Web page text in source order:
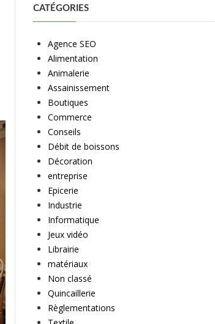
CATÉGORIES
Agence SEO
Alimentation
Animalerie
Assainissement
Boutiques
Commerce
Conseils
Débit de boissons
Décoration
entreprise
Epicerie
Industrie
Informatique
Jeux vidéo
Librairie
matériaux
Non classé
Quincaillerie
Règlementations